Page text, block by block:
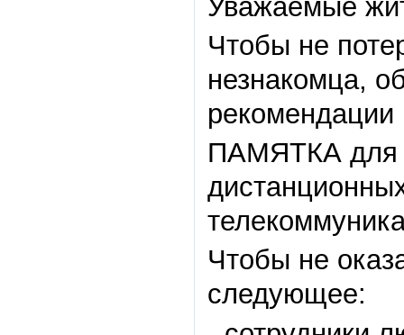
Уважаемые
Чтобы не
незнакомца,
рекомендации
ПАМЯТКА для
Чтобы не
следующее: